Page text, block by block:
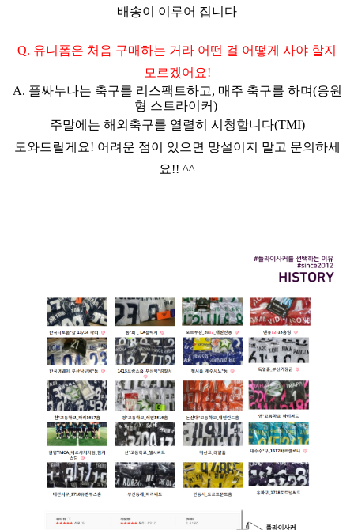
배송이 이루어 집니다
Q. 유니폼은 처음 구매하는 거라 어떤 걸 어떻게 사야 할지
모르겠어요!
A. 플싸누나는 축구를 리스팩트하고, 매주 축구를 하며(응원
형 스트라이커)
주말에는 해외축구를 열렬히 시청합니다(TMI)
도와드릴게요! 어려운 점이 있으면 망설이지 말고 문의하세
요!! ^^